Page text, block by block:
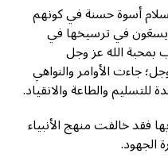
أسوة حسنة في كونهم
في ترسيخها في
بمحبة الله عز وجل
جاءت الأوامر والنواهي
للتسليم والطاعة والانقياد.
فقد خالفت منهج الأنبياء
الجهود.